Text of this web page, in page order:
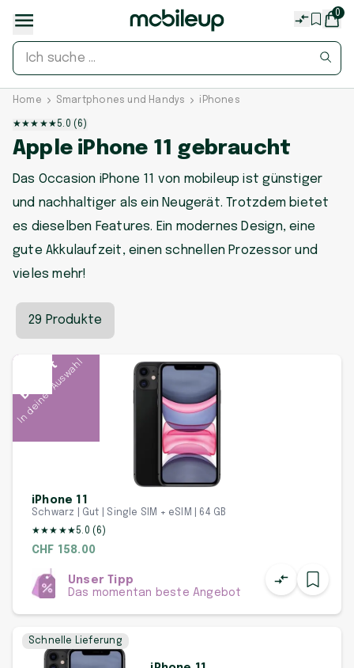
0
Home Smartphones und Handys iPhones
★★★ ★★5.0 (6 )
Apple iPhone 11 gebraucht
Das Occasion iPhone 11 von mobileup ist günstiger
und nachhaltiger als ein Neugerät. Trotzdem bietet
es dieselben Features. Ein modernes Design, eine
gute Akkulaufzeit, einen schnellen Prozessor und
vieles mehr!
29 Produkte
Beliebt
In deiner Auswahl
iPhone 11
Schwarz | Gut | Single SIM + eSIM | 64 GB
★★★ ★★5.0 (6 )
CHF 158.00
Unser Tipp
Das momentan beste Angebot
Schnelle Lieferung